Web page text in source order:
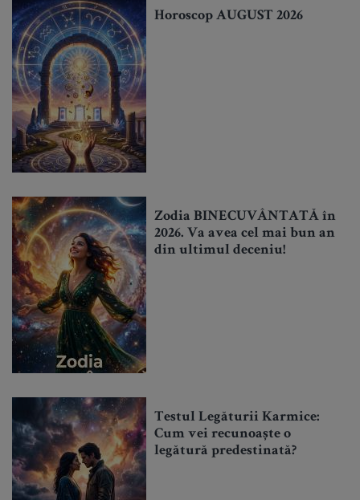
Horoscop AUGUST 2026
Zodia BINECUVÂNTATĂ în
2026. Va avea cel mai bun an
din ultimul deceniu!
Testul Legăturii Karmice:
Cum vei recunoaște o
legătură predestinată?